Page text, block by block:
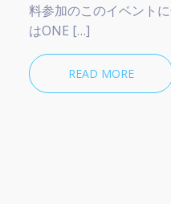
料参加のこのイベント
はONE […]
READ MORE